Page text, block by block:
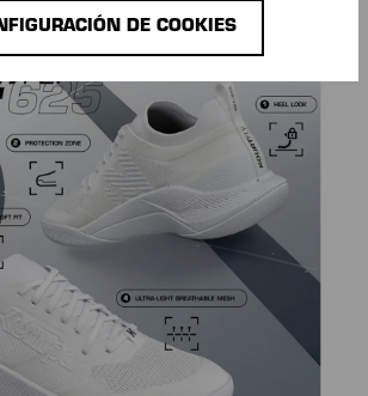
imágenes DE COOKIES